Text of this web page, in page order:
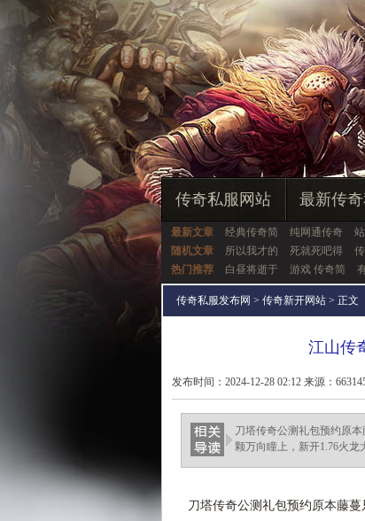
传奇私服网站 最新传
最新文章 经典传奇简 纯网通传奇
随机文章
所以我才的 死就死吧得
热门推荐
白昼将逝于 游戏 传奇简
传奇私服发布网 > 传奇新开网站 > 正文
江山传
发布时间：2024-12-28 02:12 来源：
刀塔传奇公测礼包预约原
颗万向瞳上，新开1.76火龙
刀塔传奇公测礼包预约原本藤